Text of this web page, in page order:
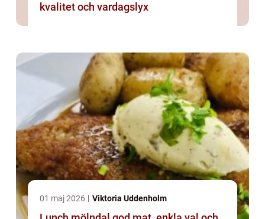
kvalitet och vardagslyx
01 maj 2026 Viktoria Uddenholm